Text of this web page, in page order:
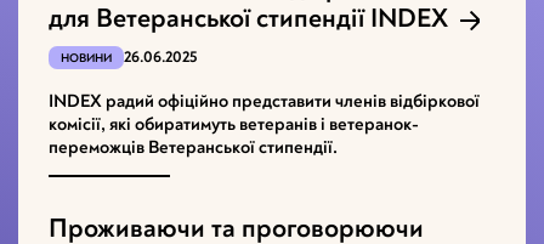
для Ветеранської стипендії INDEX
НОВИНИ 26.06.2025
INDEX радий офіційно представити членів відбіркової
комісії, які обиратимуть ветеранів і ветеранок-
переможців Ветеранської стипендії.
Проживаючи та проговорюючи